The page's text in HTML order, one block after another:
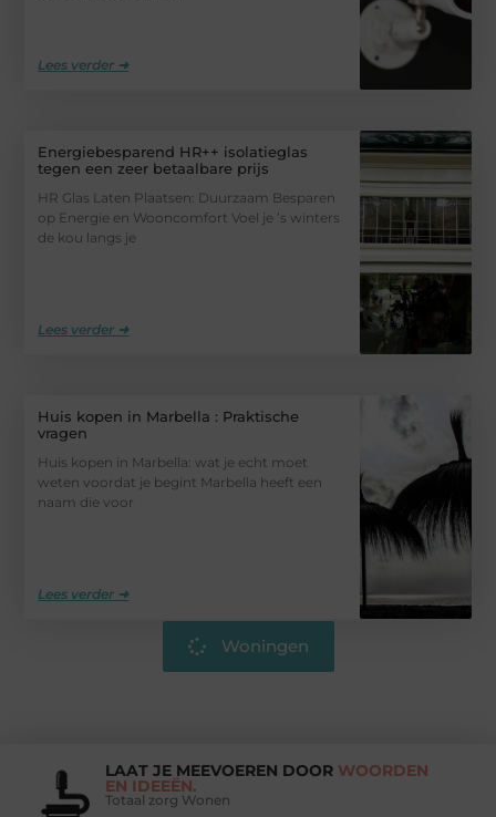
Lees verder ➜
Energiebesparend HR++ isolatieglas
tegen een zeer betaalbare prijs
HR Glas Laten Plaatsen: Duurzaam Besparen
op Energie en Wooncomfort Voel je ’s winters
de kou langs je
Lees verder ➜
Huis kopen in Marbella : Praktische
vragen
Huis kopen in Marbella: wat je echt moet
weten voordat je begint Marbella heeft een
naam die voor
Lees verder ➜
Woningen
LAAT JE MEEVOEREN DOOR WOORDEN
EN IDEEËN.
Totaal zorg Wonen